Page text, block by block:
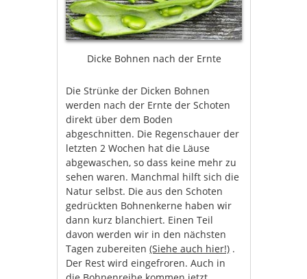
Dicke Bohnen nach der Ernte
Die Strünke der Dicken Bohnen
werden nach der Ernte der Schoten
direkt über dem Boden
abgeschnitten. Die Regenschauer der
letzten 2 Wochen hat die Läuse
abgewaschen, so dass keine mehr zu
sehen waren. Manchmal hilft sich die
Natur selbst. Die aus den Schoten
gedrückten Bohnenkerne haben wir
dann kurz blanchiert. Einen Teil
davon werden wir in den nächsten
Tagen zubereiten(Siehe auch hier!) .
Der Rest wird eingefroren. Auch in